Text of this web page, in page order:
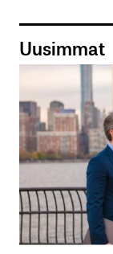
Uusimmat